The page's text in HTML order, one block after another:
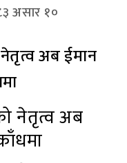
असार १०
नेतृत्व अब